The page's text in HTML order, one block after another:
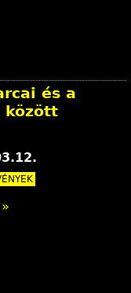
és a
között